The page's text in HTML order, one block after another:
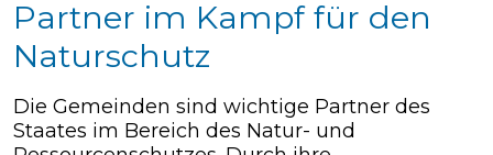
Partner im Kampf für den
Naturschutz
Die Gemeinden sind wichtige Partner des
Staates im Bereich des Natur- und